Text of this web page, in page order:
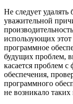
Не следует
уважительной
использующих этот
программное
будущих проблем,
касается проблем
обеспечения,
программного
не возникало